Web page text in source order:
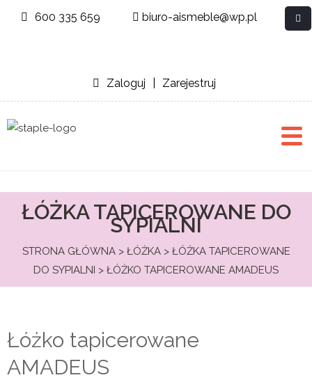
600 335 659 biuro-aismeble@wp.pl
Zaloguj Zarejestruj
ŁÓŻKA TAPICEROWANE DO
SYPIALNI
STRONA GŁÓWNA> ŁÓŻKA> ŁÓŻKA TAPICEROWANE
DO SYPIALNI > ŁÓŻKO TAPICEROWANE AMADEUS
Łóżko tapicerowane
AMADEUS